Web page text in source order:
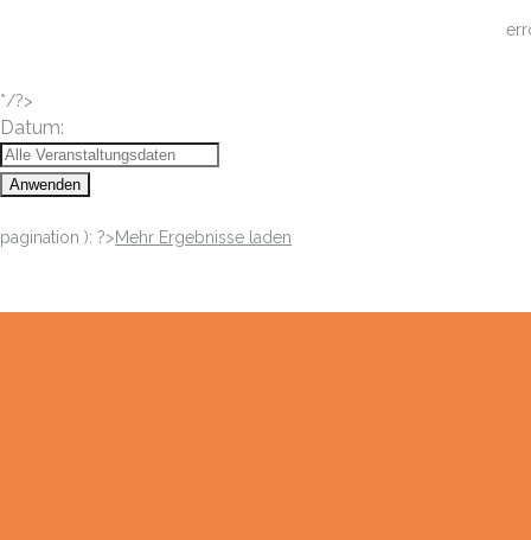
*/?>
Datum:
Anwenden
pagination ): ?>Mehr Ergebnisse laden